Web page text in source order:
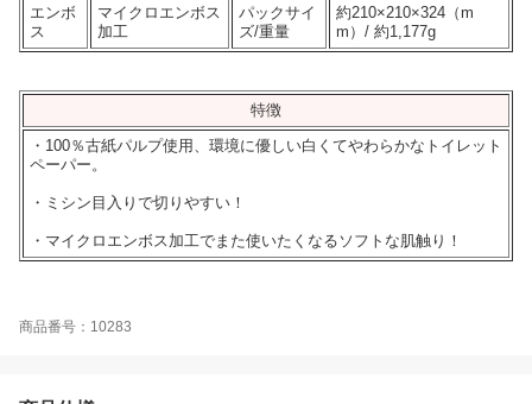
エンボ
ス
マイクロエンボス
加工
パックサイ
ズ/重量
約210×210×324（m
m）/ 約1,177g
特徴
・100％古紙パルプ使用、環境に優しい白くてやわらかなトイレット
ペーパー。
・ミシン目入りで切りやすい！
・マイクロエンボス加工でまた使いたくなるソフトな肌触り！
商品番号：10283